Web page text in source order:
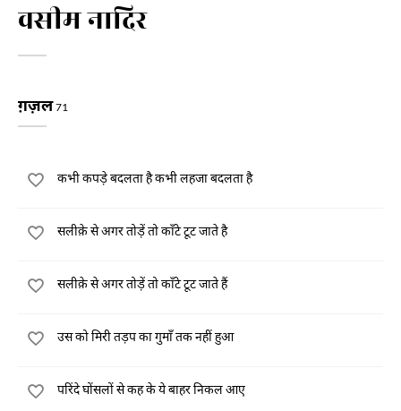
वसीम नादिर
ग़ज़ल71
कभी कपड़े बदलता है कभी लहजा बदलता है
सलीक़े से अगर तोड़ें तो काँटे टूट जाते है
सलीक़े से अगर तोड़ें तो काँटे टूट जाते हैं
उस को मिरी तड़प का गुमाँ तक नहीं हुआ
परिंदे घोंसलों से कह के ये बाहर निकल आए